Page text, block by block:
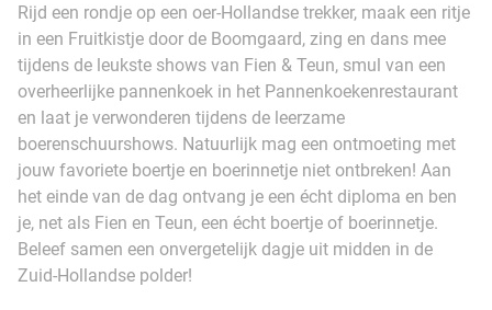
Rijd een rondje op een oer-Hollandse trekker, maak een ritje
in een Fruitkistje door de Boomgaard, zing en dans mee
tijdens de leukste shows van Fien & Teun, smul van een
overheerlijke pannenkoek in het Pannenkoekenrestaurant
en laat je verwonderen tijdens de leerzame
boerenschuurshows. Natuurlijk mag een ontmoeting met
jouw favoriete boertje en boerinnetje niet ontbreken! Aan
het einde van de dag ontvang je een écht diploma en ben
je, net als Fien en Teun, een écht boertje of boerinnetje.
Beleef samen een onvergetelijk dagje uit midden in de
Zuid-Hollandse polder!